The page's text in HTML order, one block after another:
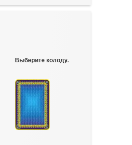
Выберите колоду.